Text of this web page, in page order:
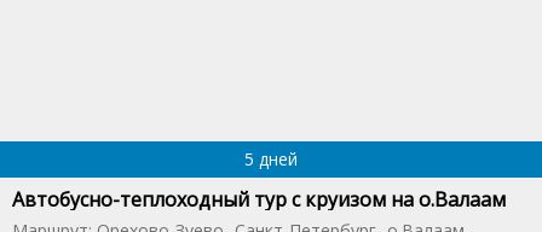
5 дней
Автобусно-теплоходный тур с круизом на о.Валаам